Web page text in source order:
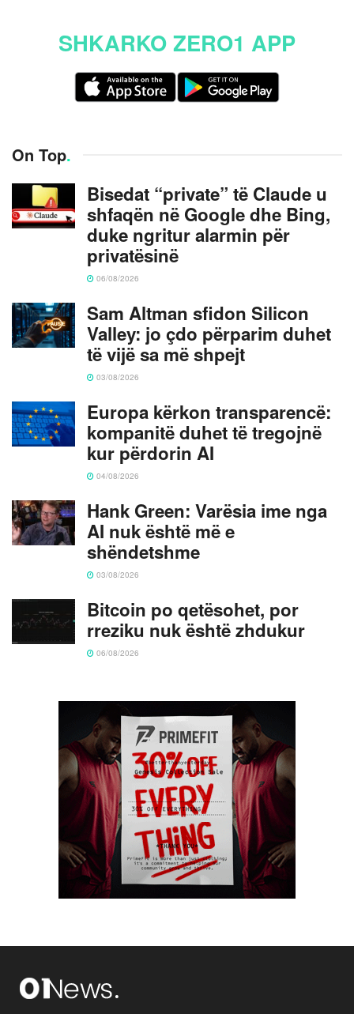
SHKARKO ZERO1 APP
On Top.
Bisedat “private” të Claude u
shfaqën në Google dhe Bing,
duke ngritur alarmin për
privatësinë
06/08/2026
Sam Altman sfidon Silicon
Valley: jo çdo përparim duhet
të vijë sa më shpejt
03/08/2026
Europa kërkon transparencë:
kompanitë duhet të tregojnë
kur përdorin AI
04/08/2026
Hank Green: Varësia ime nga
AI nuk është më e
shëndetshme
03/08/2026
Bitcoin po qetësohet, por
rreziku nuk është zhdukur
06/08/2026